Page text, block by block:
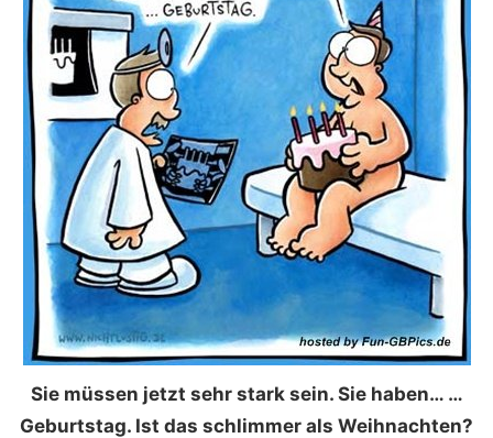
Sie müssen jetzt sehr stark sein. Sie haben… …
Geburtstag. Ist das schlimmer als Weihnachten?